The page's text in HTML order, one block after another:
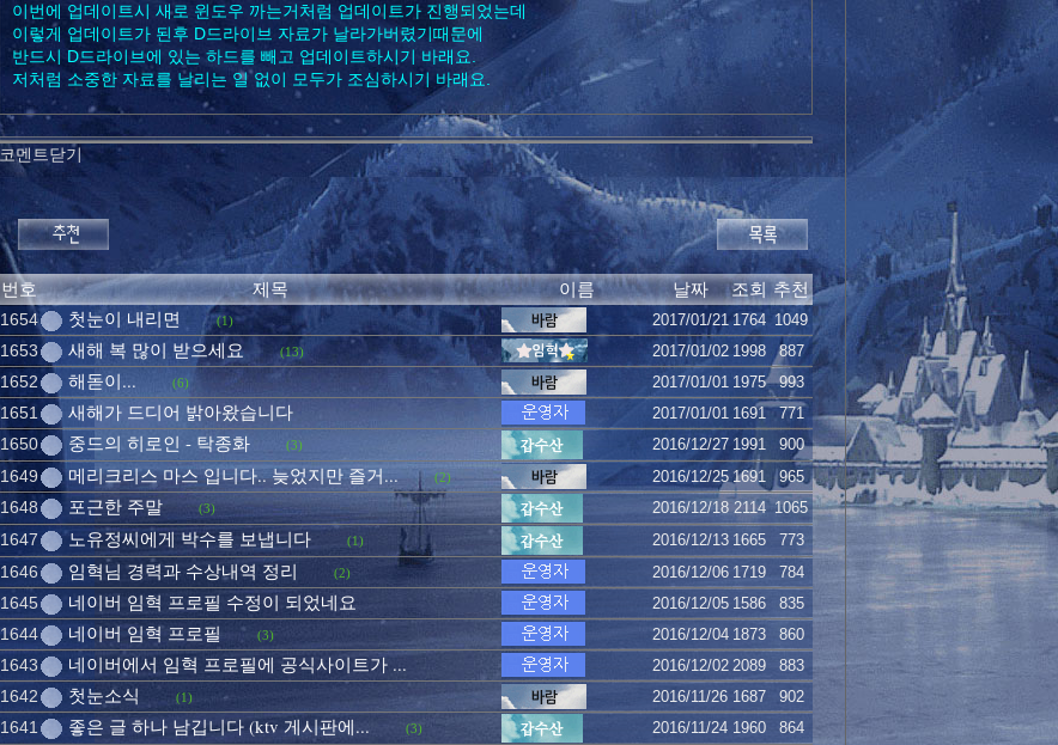
이번에 업데이트시 새로 윈도우 까는거처럼 업데이트가 진행되었는데
이렇게 업데이트가 된후 D드라이브 자료가 날라가버렸기때문에
반드시 D드라이브에 있는 하드를 빼고 업데이트하시기 바래요.
저처럼 소중한 자료를 날리는 일 없이 모두가 조심하시기 바래요.
코멘트닫기
번호 제목 이름 날짜 조회 추천
1654 첫눈이 내리면 (1) 2017/01/21 1764 1049
1653 새해 복 많이 받으세요 (13) 2017/01/02 1998 887
1652 해돋이... (6) 2017/01/01 1975 993
1651 새해가 드디어 밝아왔습니다 2017/01/01 1691 771
1650 중드의 히로인 - 탁종화 (3) 2016/12/27 1991 900
1649 메리크리스 마스 입니다.. 늦었지만 즐거... (2) 2016/12/25 1691 965
1648 포근한 주말 (3) 2016/12/18 2114 1065
1647 노유정씨에게 박수를 보냅니다 (1) 2016/12/13 1665 773
1646 임혁님 경력과 수상내역 정리 (2) 2016/12/06 1719 784
1645 네이버 임혁 프로필 수정이 되었네요 2016/12/05 1586 835
1644 네이버 임혁 프로필 (3) 2016/12/04 1873 860
1643 네이버에서 임혁 프로필에 공식사이트가 ... 2016/12/02 2089 883
1642 첫눈소식 (1) 2016/11/26 1687 902
1641 좋은 글 하나 남깁니다 (ktv 게시판에... (3) 2016/11/24 1960 864